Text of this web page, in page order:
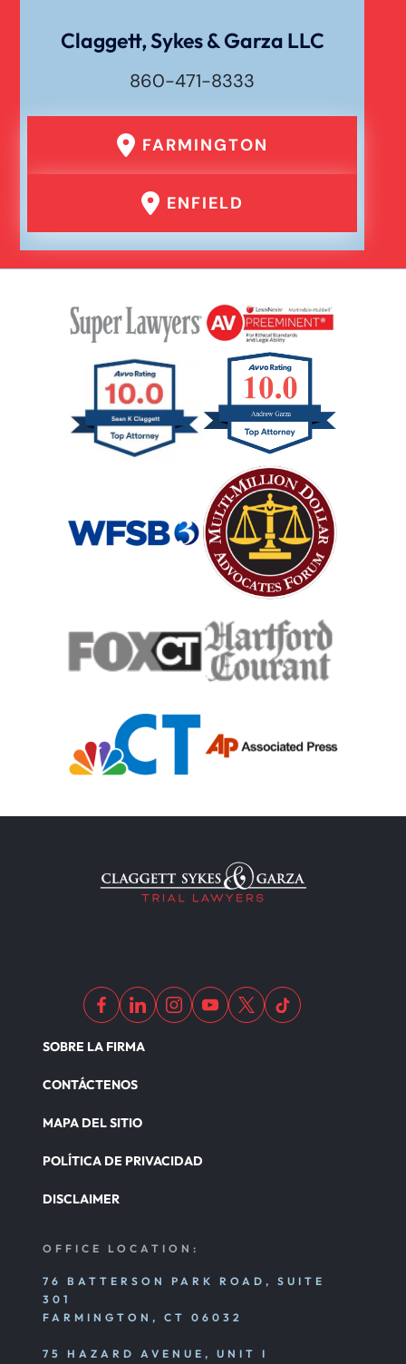
Claggett, Sykes & Garza LLC
860-471-8333
FARMINGTON
ENFIELD
SOBRE LA FIRMA
CONTÁCTENOS
MAPA DEL SITIO
POLÍTICA DE PRIVACIDAD
DISCLAIMER
OFFICE LOCATION:
76 BATTERSON PARK ROAD, SUITE
301
FARMINGTON, CT 06032
75 HAZARD AVENUE, UNIT I